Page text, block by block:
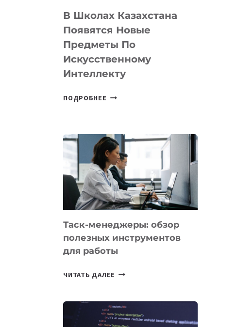
ДЛЯ
ТЕХНОЛОГИЧЕСКИХ
СТАРТАПОВ
В Школах Казахстана
Появятся Новые
Предметы По
Искусственному
Интеллекту
ПОДРОБНЕЕ
НОВЫЕ
ПРЕДМЕТЫ
ПО
ИСКУССТВЕННОМУ
ИНТЕЛЛЕКТУ
Таск-менеджеры: обзор
полезных инструментов
для работы
ЧИТАТЬ ДАЛЕЕ ТАСК-
ПОЛЕЗНЫХ
ИНСТРУМЕНТОВ